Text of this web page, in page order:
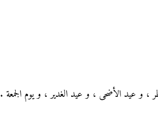
، و عيد الأضحى ، و عيد الغدير ، و يوم الجمعة .